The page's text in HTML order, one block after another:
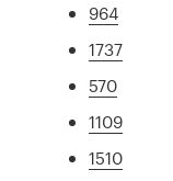
964
1737
570
1109
1510